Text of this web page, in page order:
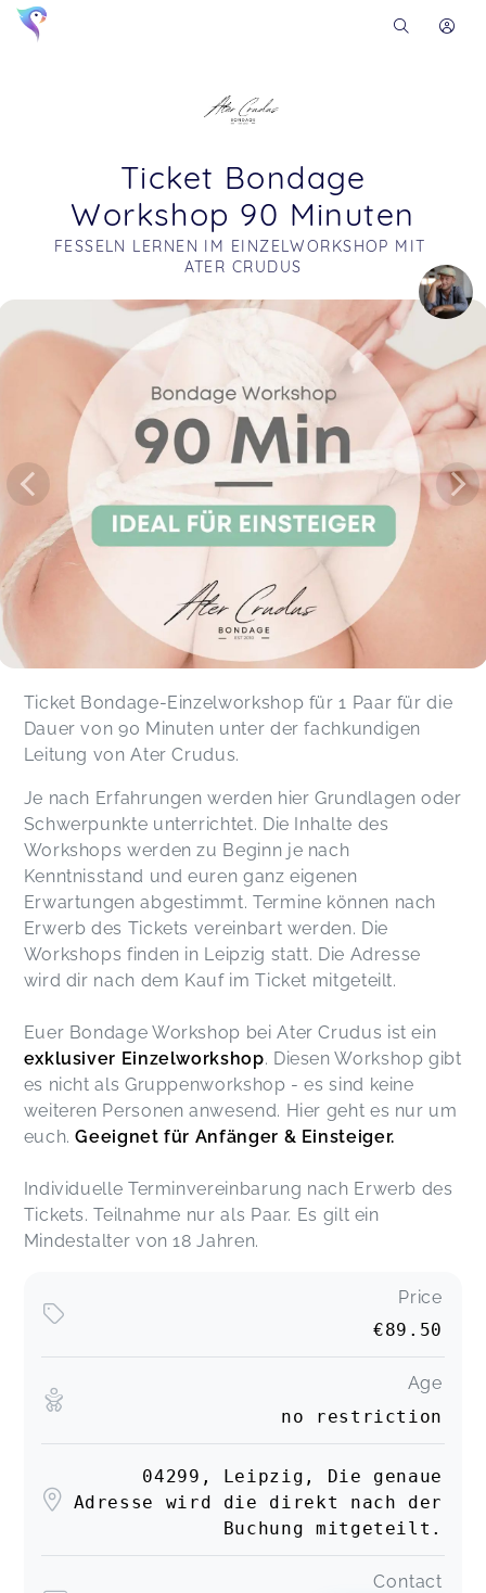
Ticket Bondage
Workshop 90 Minuten
FESSELN LERNEN IM EINZELWORKSHOP MIT
ATER CRUDUS
Soon you will learn more about me here...
Ticket Bondage-Einzelworkshop für 1 Paar für die
Dauer von 90 Minuten unter der fachkundigen
Leitung von Ater Crudus.
Je nach Erfahrungen werden hier Grundlagen oder
Schwerpunkte unterrichtet. Die Inhalte des
Workshops werden zu Beginn je nach
Kenntnisstand und euren ganz eigenen
Erwartungen abgestimmt. Termine können nach
Erwerb des Tickets vereinbart werden. Die
Workshops finden in Leipzig statt. Die Adresse
wird dir nach dem Kauf im Ticket mitgeteilt.
Euer Bondage Workshop bei Ater Crudus ist ein
exklusiver Einzelworkshop. Diesen Workshop gibt
es nicht als Gruppenworkshop - es sind keine
weiteren Personen anwesend. Hier geht es nur um
euch.Geeignet für Anfänger & Einsteiger.
Individuelle Terminvereinbarung nach Erwerb des
Tickets. Teilnahme nur als Paar. Es gilt ein
Mindestalter von 18 Jahren.
Price
€89.50
Age
no restriction
04299, Leipzig, Die genaue
Adresse wird die direkt nach der
Buchung mitgeteilt.
Contact